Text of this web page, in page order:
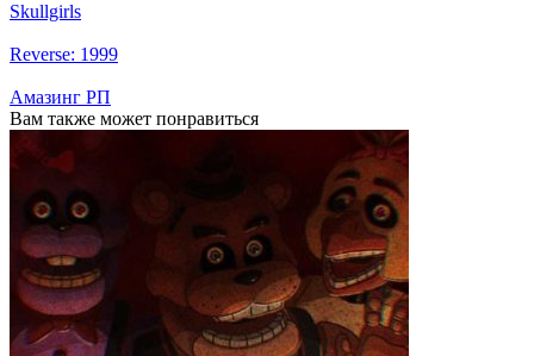
Skullgirls
Reverse: 1999
Амазинг РП
Вам также может понравиться